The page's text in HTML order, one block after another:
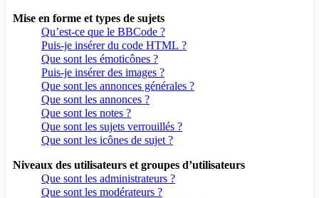
Mise en forme et types de sujets
Qu’est-ce que le BBCode ?
Puis-je insérer du code HTML ?
Que sont les émoticônes ?
Puis-je insérer des images ?
Que sont les annonces générales ?
Que sont les annonces ?
Que sont les notes ?
Que sont les sujets verrouillés ?
Que sont les icônes de sujet ?
Niveaux des utilisateurs et groupes d’utilisateurs
Que sont les administrateurs ?
Que sont les modérateurs ?